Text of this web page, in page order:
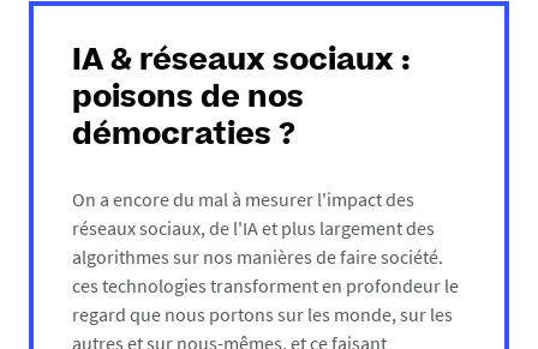
IA & réseaux sociaux :
poisons de nos
démocraties ?
On a encore du mal à mesurer l'impact des
réseaux sociaux, de l'IA et plus largement des
algorithmes sur nos manières de faire société.
ces technologies transforment en profondeur le
regard que nous portons sur les monde, sur les
autres et sur nous-mêmes, et ce faisant